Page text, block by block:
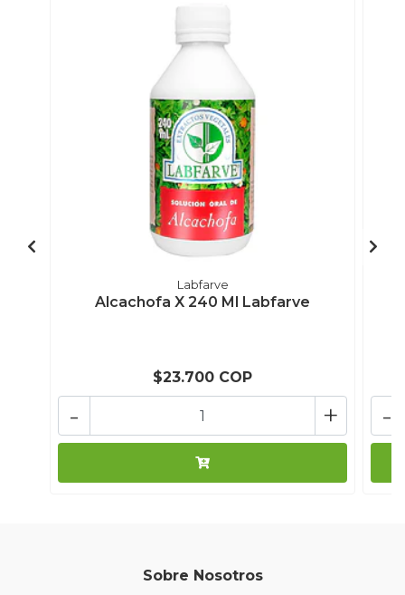
Labfarve
Alcachofa X 240 Ml Labfarve
$23.700 COP
+
- -
Sobre Nosotros